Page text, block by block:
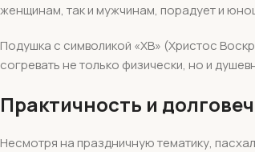
женщинам, так и мужчинам, порадует и
Подушка с символикой «ХВ» (Христос
согревать не только физически, но и
Практичность и
Несмотря на праздничную тематику,